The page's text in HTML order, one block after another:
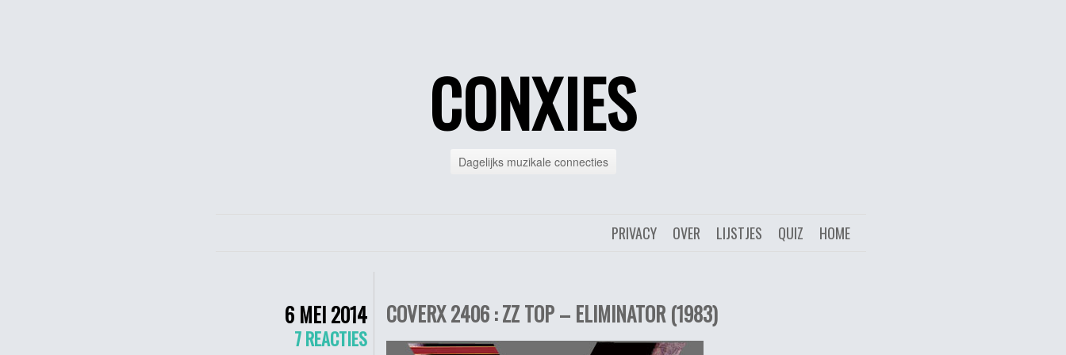
CONXIES
Dagelijks muzikale connecties
HOME
QUIZ
LIJSTJES
OVER
PRIVACY
6 MEI 2014
7 REACTIES
COVERX 2406 : ZZ TOP – ELIMINATOR (1983)